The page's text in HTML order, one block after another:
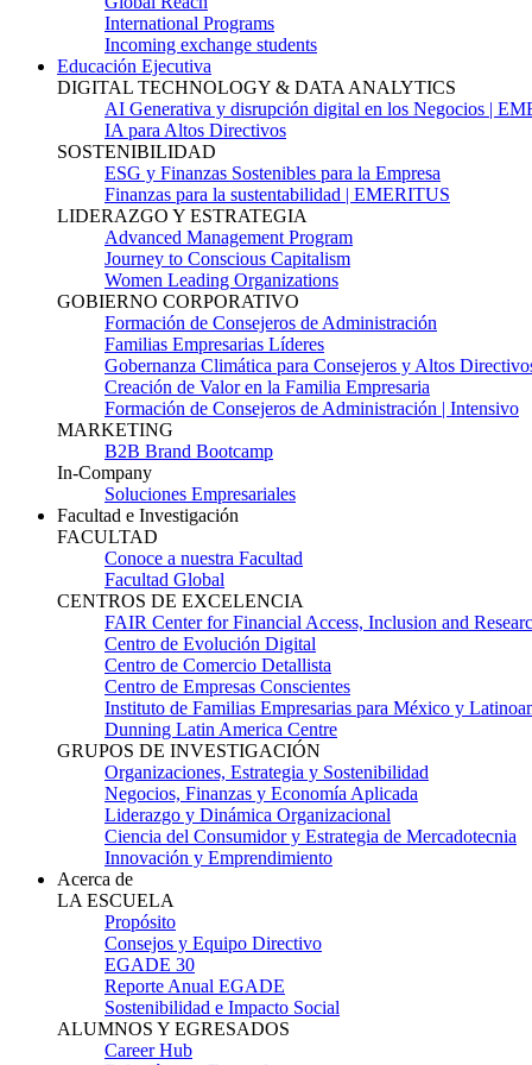
International Programs
Incoming exchange students
Educación Ejecutiva
DIGITAL TECHNOLOGY & DATA ANALYTICS
AI Generativa y disrupción digital en los Negocios |
IA para Altos Directivos
SOSTENIBILIDAD
ESG y Finanzas Sostenibles para la Empresa
Finanzas para la sustentabilidad | EMERITUS
LIDERAZGO Y ESTRATEGIA
Advanced Management Program
Journey to Conscious Capitalism
Women Leading Organizations
GOBIERNO CORPORATIVO
Formación de Consejeros de Administración
Familias Empresarias Líderes
Gobernanza Climática para Consejeros y Altos
Creación de Valor en la Familia Empresaria
Formación de Consejeros de Administración | Intensivo
MARKETING
B2B Brand Bootcamp
In-Company
Soluciones Empresariales
Facultad e Investigación
FACULTAD
Conoce a nuestra Facultad
Facultad Global
CENTROS DE EXCELENCIA
FAIR Center for Financial Access, Inclusion and
Centro de Evolución Digital
Centro de Comercio Detallista
Centro de Empresas Conscientes
Instituto de Familias Empresarias para México y
Dunning Latin America Centre
GRUPOS DE INVESTIGACIÓN
Organizaciones, Estrategia y Sostenibilidad
Negocios, Finanzas y Economía Aplicada
Liderazgo y Dinámica Organizacional
Ciencia del Consumidor y Estrategia de Mercadotecnia
Innovación y Emprendimiento
Acerca de
LA ESCUELA
Propósito
Consejos y Equipo Directivo
EGADE 30
Reporte Anual EGADE
Sostenibilidad e Impacto Social
ALUMNOS Y EGRESADOS
Career Hub